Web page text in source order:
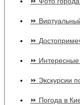
⏩
⏩
⏩
⏩ Экскурсии
⏩ Погода в